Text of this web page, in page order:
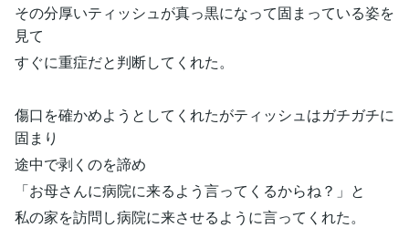
その分厚いティッシュが真っ黒になって固まっている姿を
見て
すぐに重症だと判断してくれた。
傷口を確かめようとしてくれたがティッシュはガチガチに
固まり
途中で剥くのを諦め
「お母さんに病院に来るよう言ってくるからね？」と
私の家を訪問し病院に来させるように言ってくれた。